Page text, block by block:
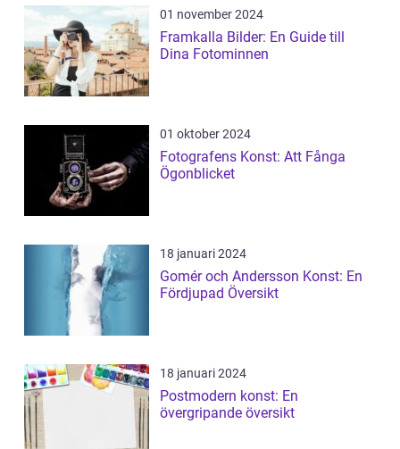
01 november 2024
Framkalla Bilder: En Guide till
Dina Fotominnen
01 oktober 2024
Fotografens Konst: Att Fånga
Ögonblicket
18 januari 2024
Gomér och Andersson Konst: En
Fördjupad Översikt
18 januari 2024
Postmodern konst: En
övergripande översikt